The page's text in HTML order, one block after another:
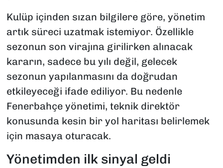
Kulüp içinden sızan bilgilere göre, yönetim
artık süreci uzatmak istemiyor. Özellikle
sezonun son virajına girilirken alınacak
kararın, sadece bu yılı değil, gelecek
sezonun yapılanmasını da doğrudan
etkileyeceği ifade ediliyor. Bu nedenle
Fenerbahçe yönetimi, teknik direktör
konusunda kesin bir yol haritası belirlemek
için masaya oturacak.
Yönetimden ilk sinyal geldi